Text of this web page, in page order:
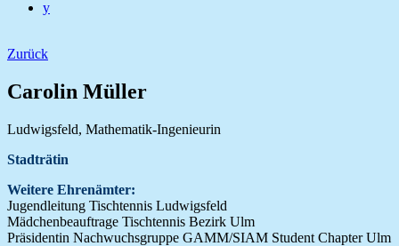
y
Zurück
Carolin Müller
Ludwigsfeld, Mathematik-Ingenieurin
Stadträtin
Weitere Ehrenämter:
Jugendleitung Tischtennis Ludwigsfeld
Mädchenbeauftrage Tischtennis Bezirk Ulm
Präsidentin Nachwuchsgruppe GAMM/SIAM Student Chapter Ulm